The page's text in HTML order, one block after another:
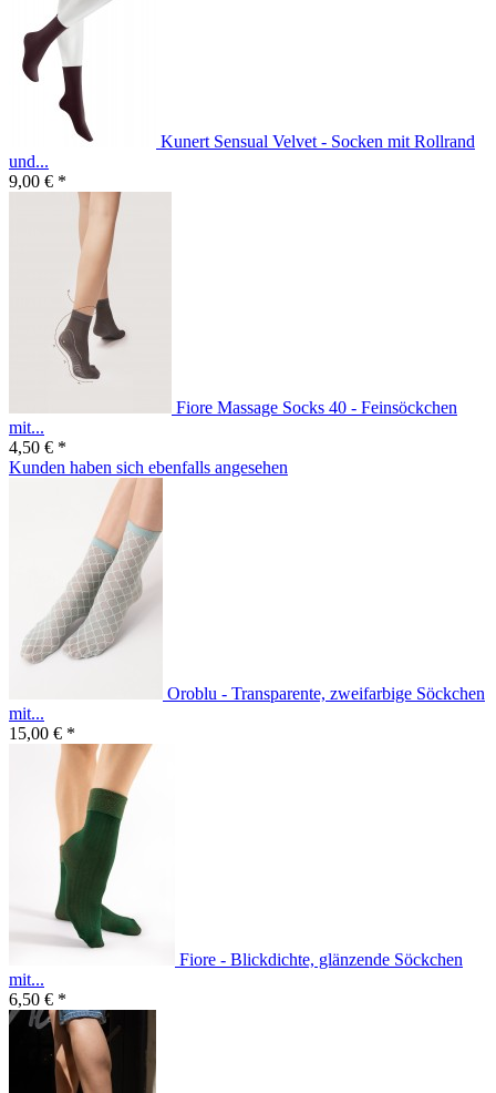
Kunert Sensual Velvet - Socken mit Rollrand
und...
9,00 € *
Fiore Massage Socks 40 - Feinsöckchen
mit...
4,50 € *
Kunden haben sich ebenfalls angesehen
Oroblu - Transparente, zweifarbige Söckchen
mit...
15,00 € *
Fiore - Blickdichte, glänzende Söckchen
mit...
6,50 € *